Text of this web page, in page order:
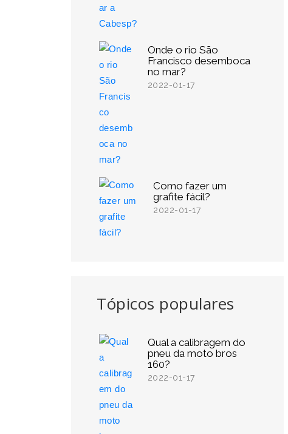
Onde o rio São
Francisco desemboca
no mar?
2022-01-17
Como fazer um
grafite fácil?
2022-01-17
Tópicos populares
Qual a calibragem do
pneu da moto bros
160?
2022-01-17